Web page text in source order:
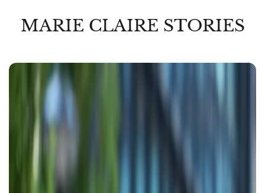
MARIE CLAIRE STORIES